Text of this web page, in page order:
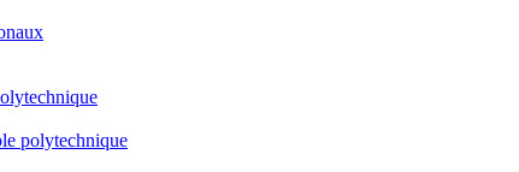
polytechnique